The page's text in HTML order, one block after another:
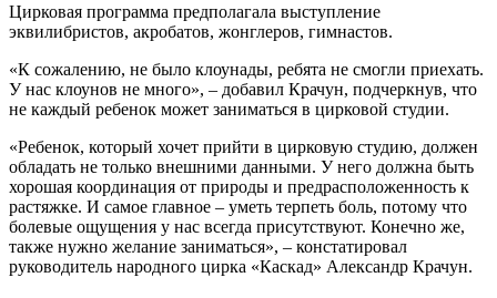
Цирковая программа предполагала выступление
эквилибристов, акробатов, жонглеров, гимнастов.
«К сожалению, не было клоунады, ребята не смогли приехать.
У нас клоунов не много», – добавил Крачун, подчеркнув, что
не каждый ребенок может заниматься в цирковой студии.
«Ребенок, который хочет прийти в цирковую студию, должен
обладать не только внешними данными. У него должна быть
хорошая координация от природы и предрасположенность к
растяжке. И самое главное – уметь терпеть боль, потому что
болевые ощущения у нас всегда присутствуют. Конечно же,
также нужно желание заниматься», – констатировал
руководитель народного цирка «Каскад» Александр Крачун.